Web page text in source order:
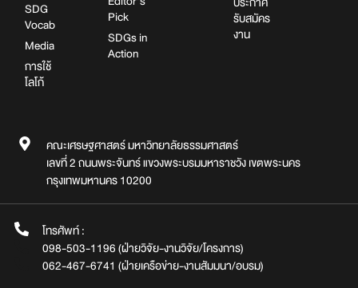
SDG
Vocab
Media
การใช้
โลโก้
Pick
SDGs in
Action
รับสมัคร
งาน
คณะเศรษฐศาสตร์ มหาวิทยาลัยธรรมศาสตร์
เลขที่ 2 ถนนพระจันทร์ แขวงพระบรมมหาราชวัง เขตพระนคร
กรุงเทพมหานคร 10200
โทรศัพท์ :
098-503-1196 (ฝ่ายวิจัย-งานวิจัย/โครงการ)
062-467-6741 (ฝ่ายเครือข่าย-งานสัมมนา/อบรม)